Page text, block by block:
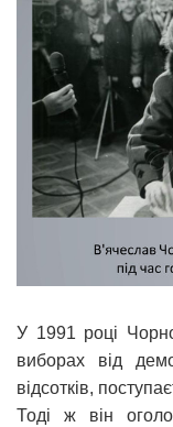
У 1991 році
виборах від
відсотків,
Тоді ж він